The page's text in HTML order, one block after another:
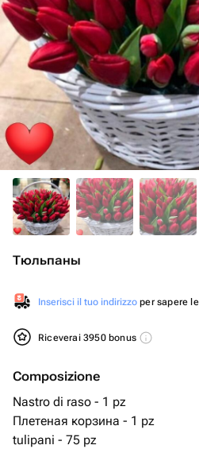
Тюльпаны
Inserisci il tuo indirizzo per sapere
Riceverai 3950 bonus
Composizione
Nastro di raso - 1 pz
Плетеная корзина - 1 pz
tulipani - 75 pz